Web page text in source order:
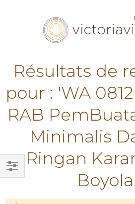
Résultats de
pour : 'WA
RAB
Minimalis
Ringan
Filtrer